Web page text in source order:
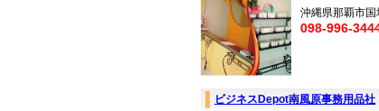
沖縄県那覇市
098-996-
ビジネスDepot南風原事務用品社